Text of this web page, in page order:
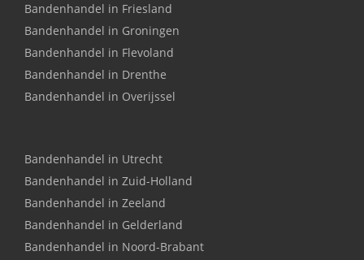
Bandenhandel in Friesland
Bandenhandel in Groningen
Bandenhandel in Flevoland
Bandenhandel in Drenthe
Bandenhandel in Overijssel
Bandenhandel in Utrecht
Bandenhandel in Zuid-Holland
Bandenhandel in Zeeland
Bandenhandel in Gelderland
Bandenhandel in Noord-Brabant